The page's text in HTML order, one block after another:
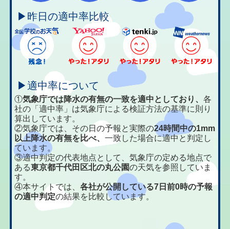
▶昨日の適中率比較
▶適中率について
①気象庁では降水の有無の一致を適中としており、各
社の「適中率」は気象庁による検証方法の基準に則り
算出しています。
②気象庁では、その日の予報と実際の24時間中の1mm
以上降水の有無を比べ、一致した場合に適中と判定し
ています。
③適中判定の代表地点として、気象庁の定める地点で
ある東京都千代田区北の丸公園の天気を参照していま
す。
④本サイトでは、各社が公開している7日前0時の予報
の適中判定の結果を比較しています。